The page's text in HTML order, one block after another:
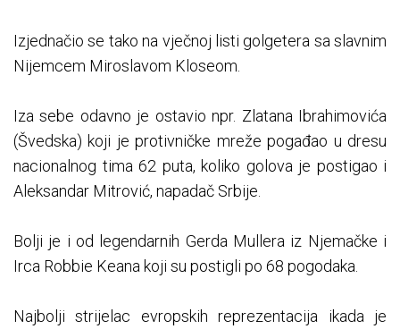
Izjednačio se tako na vječnoj listi golgetera sa slavnim
Nijemcem Miroslavom Kloseom.
Iza sebe odavno je ostavio npr. Zlatana Ibrahimovića
(Švedska) koji je protivničke mreže pogađao u dresu
nacionalnog tima 62 puta, koliko golova je postigao i
Aleksandar Mitrović, napadač Srbije.
Bolji je i od legendarnih Gerda Mullera iz Njemačke i
Irca Robbie Keana koji su postigli po 68 pogodaka.
Najbolji strijelac evropskih reprezentacija ikada je